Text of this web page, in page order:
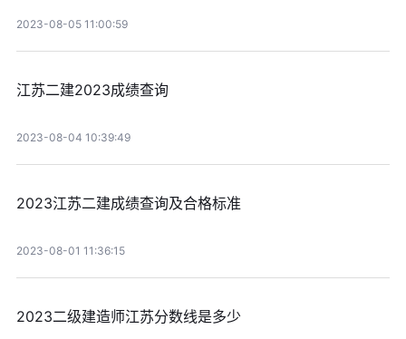
2023-08-05 11:00:59
江苏二建2023成绩查询
2023-08-04 10:39:49
2023江苏二建成绩查询及合格标准
2023-08-01 11:36:15
2023二级建造师江苏分数线是多少